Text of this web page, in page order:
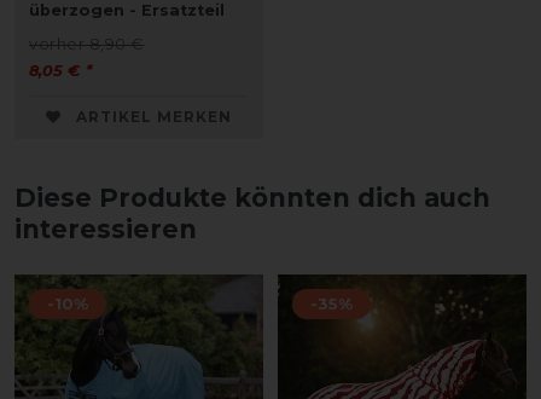
überzogen - Ersatzteil
vorher 8,90 €
8,05 € *
ARTIKEL MERKEN
Diese Produkte könnten dich auch
interessieren
-10% -35%